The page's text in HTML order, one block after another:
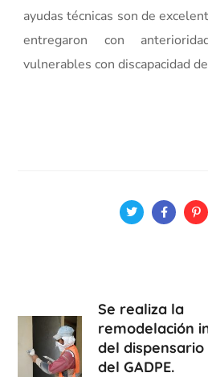
ayudas técnicas son de
entregaron con
vulnerables con discapacidad
Se realiza la
remodelación
del dispensario
del GADPE.